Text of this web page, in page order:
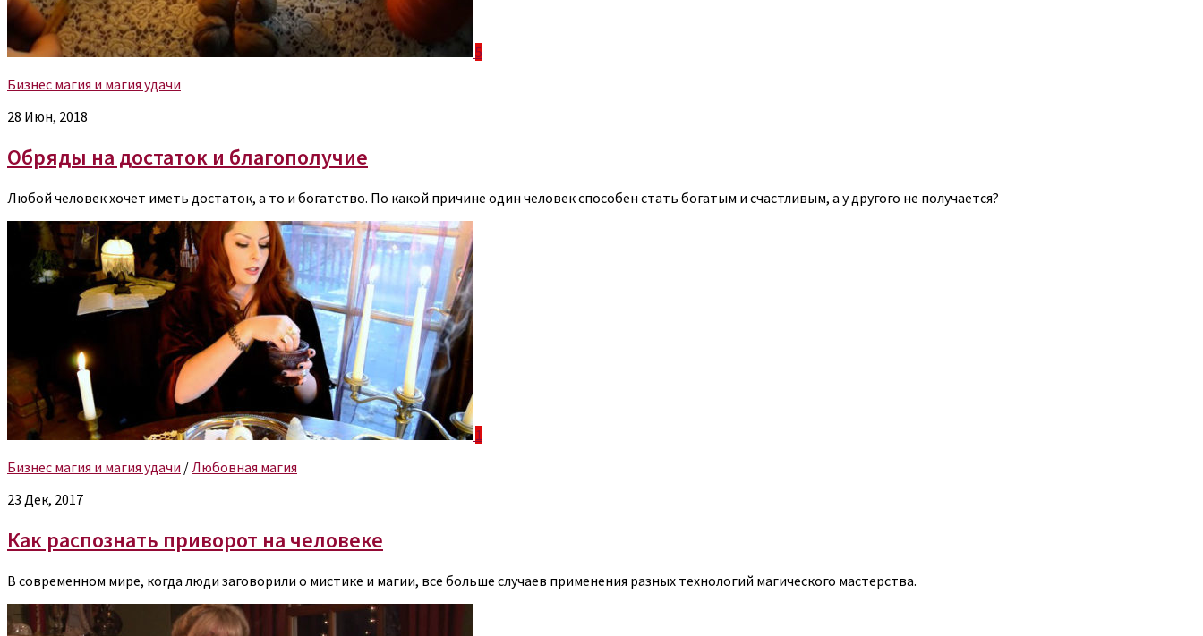
5
Бизнес магия и магия удачи
28 Июн, 2018
Обряды на достаток и благополучие
Любой человек хочет иметь достаток, а то и богатство. По какой причине один человек способен стать богатым и счастливым, а у другого не получается?
1
Бизнес магия и магия удачи /Любовная магия
23 Дек, 2017
Как распознать приворот на человеке
В современном мире, когда люди заговорили о мистике и магии, все больше случаев применения разных технологий магического мастерства.